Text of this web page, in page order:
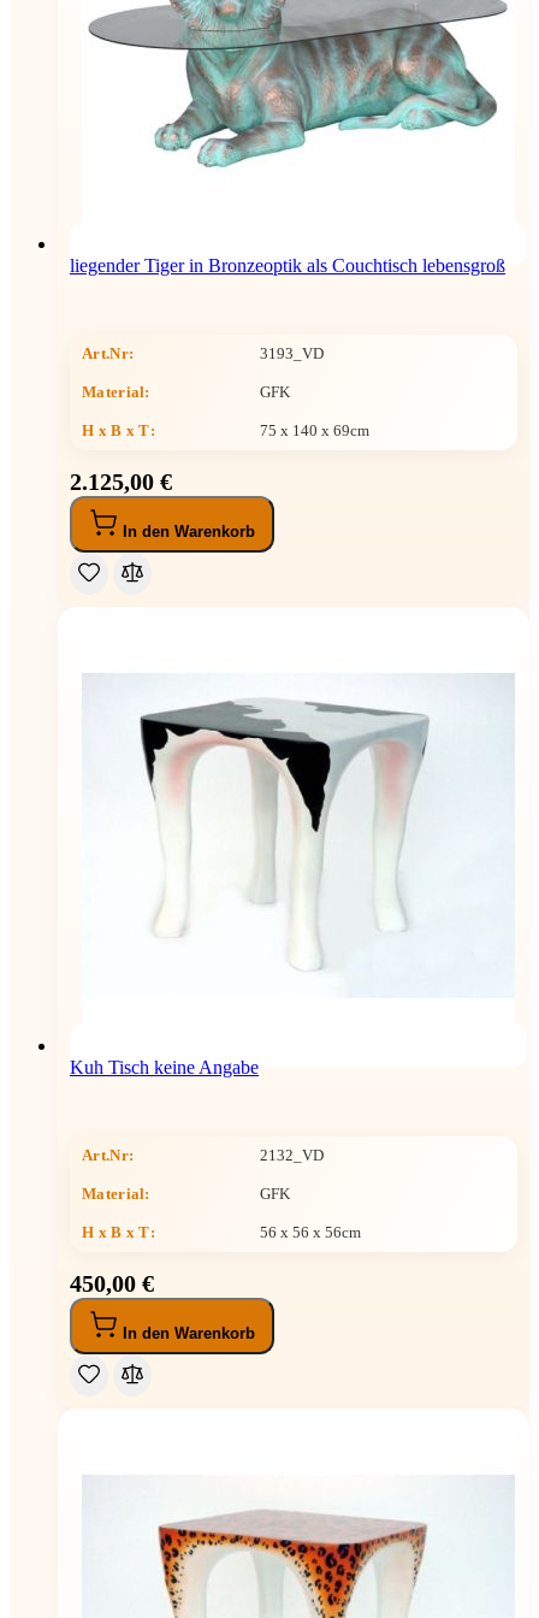
liegender Tiger in Bronzeoptik als Couchtisch lebensgroß
Art.Nr: 3193_VD
Material: GFK
H x B x T: 75 x 140 x 69cm
2.125,00 €
In den Warenkorb
Kuh Tisch keine Angabe
Art.Nr: 2132_VD
Material: GFK
H x B x T: 56 x 56 x 56cm
450,00 €
In den Warenkorb